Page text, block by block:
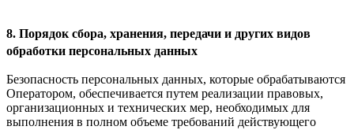
8. Порядок сбора, хранения, передачи и других видов
обработки персональных данных
Безопасность персональных данных, которые обрабатываются
Оператором, обеспечивается путем реализации правовых,
организационных и технических мер, необходимых для
выполнения в полном объеме требований действующего